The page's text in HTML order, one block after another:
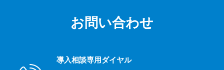
お問い合わせ
導入相談専用ダイヤル